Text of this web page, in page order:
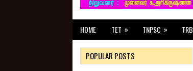
HOME TET » TNPSC » TRB
POPULAR POSTS